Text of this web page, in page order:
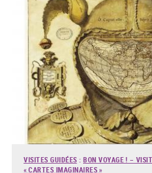
VISITES GUIDÉES : BON VOYAGE ! –
« CARTES IMAGINAIRES »